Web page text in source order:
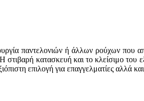
παντελονιών ή άλλων ρούχων που
στιβαρή κατασκευή και το κλείσιμο
επιλογή για επαγγελματίες αλλά